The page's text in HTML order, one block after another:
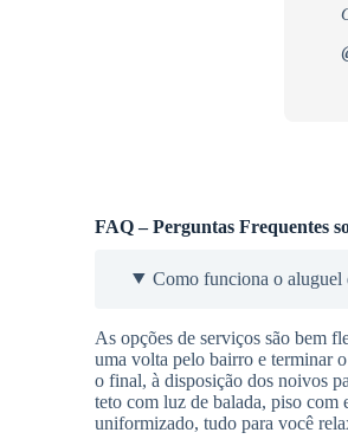
FAQ – Perguntas Frequentes
Como funciona o aluguel
As opções de serviços são bem
uma volta pelo bairro e terminar
o final, à disposição dos noivos
teto com luz de balada, piso
uniformizado, tudo para você